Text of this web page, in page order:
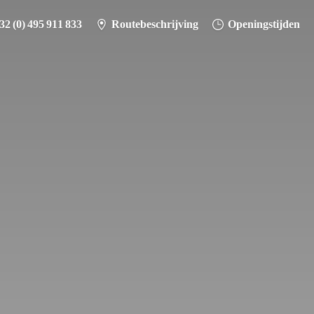
(0) 495 911 833 Routebeschrijving Openingstijden